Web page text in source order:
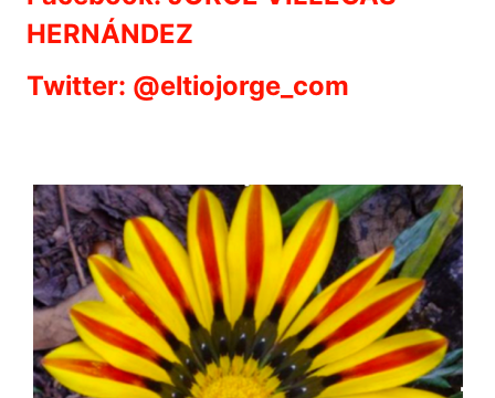
HERNÁNDEZ
Twitter: @eltiojorge_com